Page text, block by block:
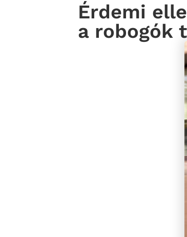
Érdemi
a robogók